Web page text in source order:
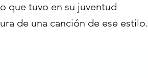
que tuvo en su juventud
de una canción de ese estilo.